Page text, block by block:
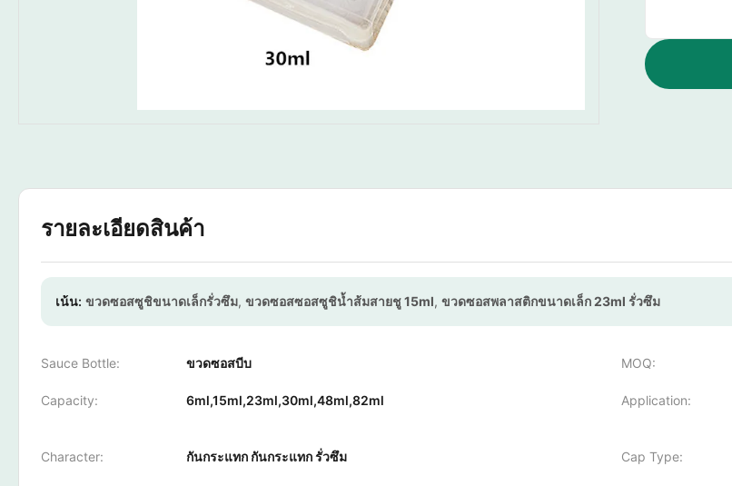
รายละเอียดสินค้า
เน้น: ขวดซอสซูชิขนาดเล็กรั่วซึม, ขวดซอสซอสซูชิน้ำส้มสายชู 15ml, ขวดซอสพลาสติกขนาดเล็ก 23ml รั่วซึม
Sauce Bottle: ขวดซอสบีบ MOQ:
Capacity: 6ml,15ml,23ml,30ml,48ml,82ml Application:
Character: กันกระแทก กันกระแทก รั่วซึม Cap Type: